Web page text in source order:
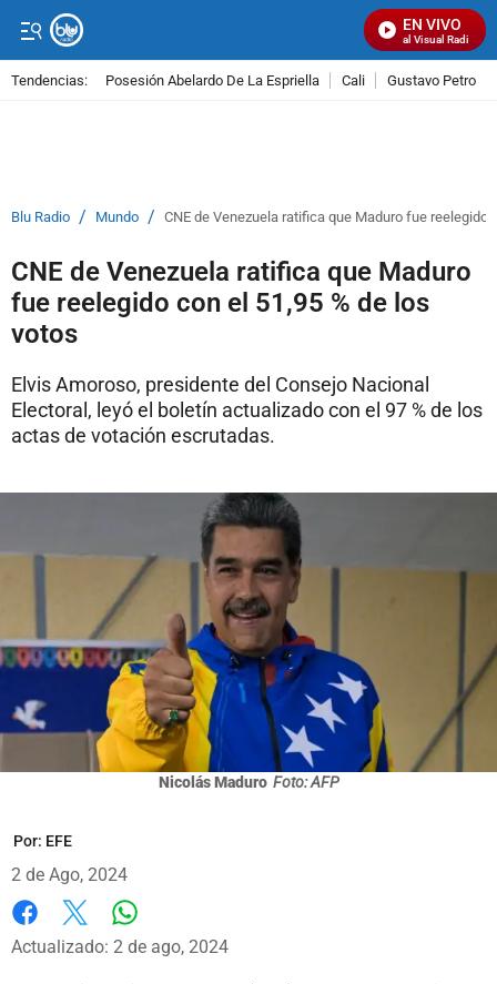
EN VIVO
Señal Visual Radio
Tendencias: Posesión Abelardo De La Espriella Cali Gustavo Petro
Blu Radio / Mundo / CNE de Venezuela ratifica que Maduro fue reelegido
CNE de Venezuela ratifica que Maduro
fue reelegido con el 51,95 % de los
votos
Elvis Amoroso, presidente del Consejo Nacional
Electoral, leyó el boletín actualizado con el 97 % de los
actas de votación escrutadas.
Nicolás Maduro Foto: AFP
Por: EFE
2 de Ago, 2024
Facebook
X
Actualizado: 2 de ago, 2024